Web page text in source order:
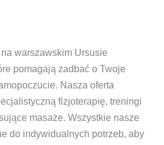
warszawskim Ursusie
pomagają zadbać o Twoje
Nasza oferta
fizjoterapię, treningi
masaże. Wszystkie nasze
do indywidualnych potrzeb, aby